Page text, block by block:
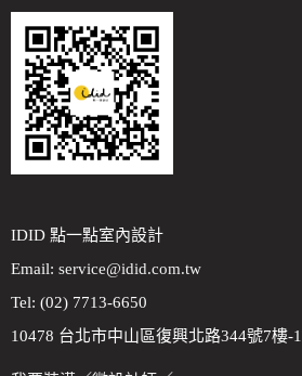
IDID 點一點室內設計
Email: service@idid.com.tw
Tel: (02) 7713-6650
10478 台北市中山區復興北路344號7樓-1